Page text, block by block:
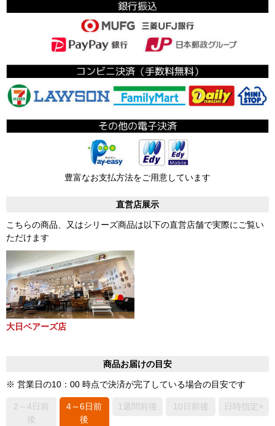
豊富なお支払方法をご用意しています
直営店展示
こちらの商品、又はシリーズ商品は以下の直営店舗で実際にご覧い
ただけます
大日ベアーズ店
商品お届けの目安
※ 営業日の10：00 時点で決済が完了している場合の目安です
2～4日前
後
4～6日前
後
1週間前後 10日前後 日時指定×